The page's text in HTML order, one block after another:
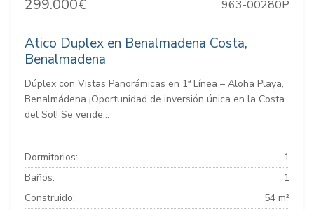
299.000€ 963-00280P
Atico Duplex en Benalmadena Costa,
Benalmadena
Dúplex con Vistas Panorámicas en 1ª Línea – Aloha Playa,
Benalmádena ¡Oportunidad de inversión única en la Costa
del Sol! Se vende...
Dormitorios:
1
Baños:
1
Construido:
54 m²